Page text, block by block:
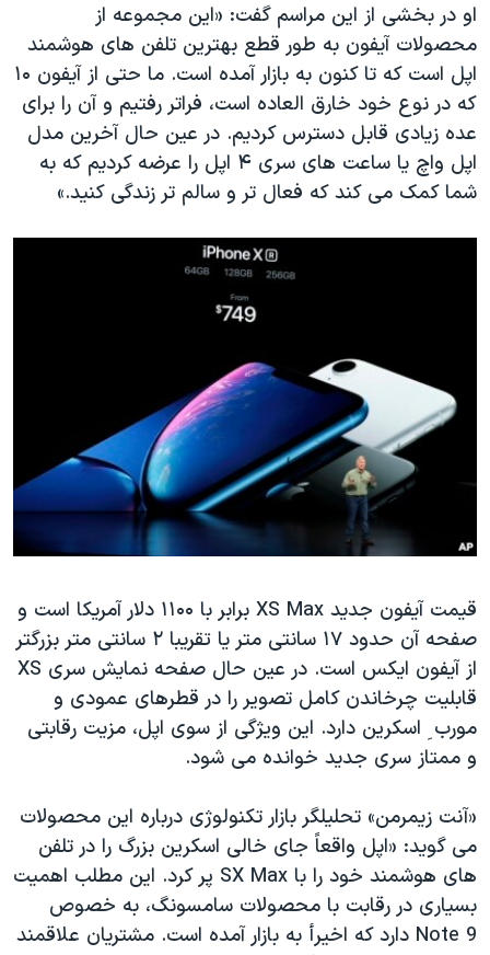
نرگس محمدی برنده جایزه نوبل صلح
همایش محافظه‌کاران آمریکا «سی‌پک»
صفحه‌های ویژه
سفر پرزیدنت ترامپ به چین
او در بخشی از این مراسم گفت: «این مجموعه از
محصولات آیفون به طور قطع بهترین تلفن های هوشمند
اپل است که تا کنون به بازار آمده است. ما حتی از آیفون ۱۰
که در نوع خود خارق العاده است، فراتر رفتیم و آن را برای
عده زیادی قابل دسترس کردیم. در عین حال آخرین مدل
اپل واچ یا ساعت های سری ۴ اپل را عرضه کردیم که به
شما کمک می کند که فعال تر و سالم تر زندگی کنید.»
قیمت آیفون جدید XS Max برابر با ۱۱۰۰ دلار آمریکا است و
صفحه آن حدود ۱۷ سانتی متر یا تقریبا ۲ سانتی متر بزرگتر
از آیفون ایکس است. در عین حال صفحه نمایش سری XS
قابلیت چرخاندن کامل تصویر را در قطرهای عمودی و
مورب ِ اسکرین دارد. این ویژگی از سوی اپل، مزیت رقابتی
و ممتاز سری جدید خوانده می شود.
«آنت زیمرمن» تحلیلگر بازار تکنولوژی درباره این محصولات
می گوید: «اپل واقعاً جای خالی اسکرین بزرگ را در تلفن
های هوشمند خود را با SX Max پر کرد. این مطلب اهمیت
بسیاری در رقابت با محصولات سامسونگ، به خصوص
Note 9 دارد که اخیرأ به بازار آمده است. مشتریان علاقمند